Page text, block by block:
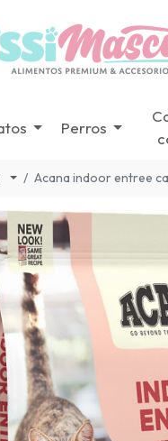
Perros
Acana indoor entree